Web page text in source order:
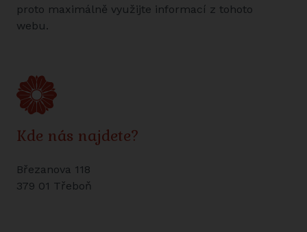
proto maximálně využijte informací z tohoto
webu.
Kde nás najdete?
Březanova 118
379 01 Třeboň